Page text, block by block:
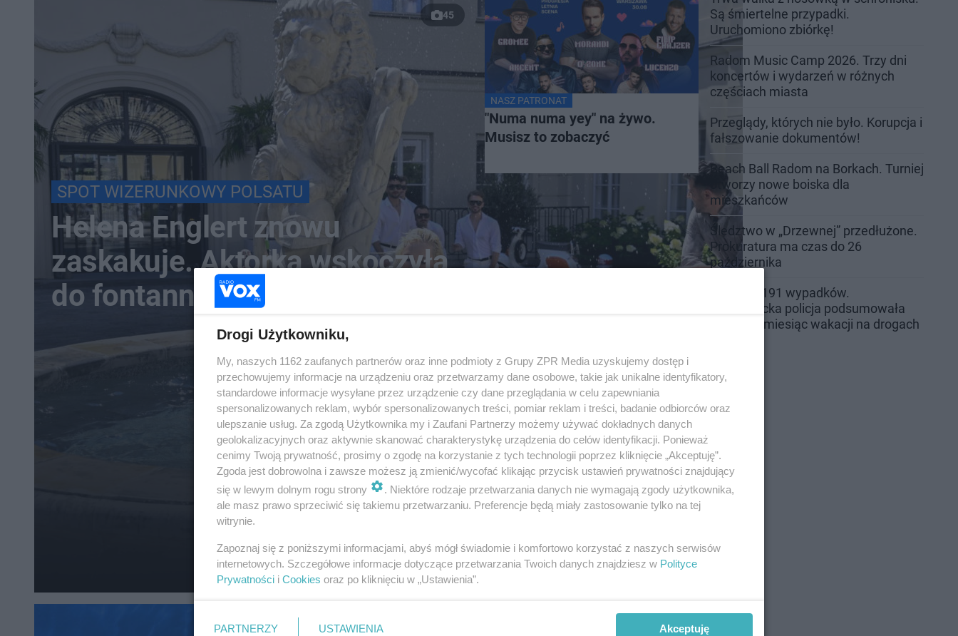
45
SPOT WIZERUNKOWY POLSATU
Helena Englert znowu
zaskakuje. Aktorka wskoczyła
do fontanny
NASZ PATRONAT
"Numa numa yey" na żywo.
Musisz to zobaczyć
NOWY SEZON
Hotel Paradise 13. Zmiany w
programie i nowi Rajscy
Reporterzy
Są śmiertelne przypadki.
Uruchomiono zbiórkę!
Radom Music Camp 2026. Trzy dni
koncertów i wydarzeń w różnych
częściach miasta
Przeglądy, których nie było. Korupcja i
fałszowanie dokumentów!
Beach Ball Radom na Borkach. Turniej
otworzy nowe boiska dla
mieszkańców
Śledztwo w „Drzewnej” przedłużone.
Prokuratura ma czas do 26
października
16 ofiar i 191 wypadków.
Mazowiecka policja podsumowała
pierwszy miesiąc wakacji na drogach
Drogi Użytkowniku,
My, naszych 1162 zaufanych partnerów oraz inne podmioty z Grupy ZPR Media uzyskujemy dostęp i
przechowujemy informacje na urządzeniu oraz przetwarzamy dane osobowe, takie jak unikalne identyfikatory,
standardowe informacje wysyłane przez urządzenie czy dane przeglądania w celu zapewniania
spersonalizowanych reklam, wybór spersonalizowanych treści, pomiar reklam i treści, badanie odbiorców oraz
ulepszanie usług. Za zgodą Użytkownika my i Zaufani Partnerzy możemy używać dokładnych danych
geolokalizacyjnych oraz aktywnie skanować charakterystykę urządzenia do celów identyfikacji. Ponieważ
cenimy Twoją prywatność, prosimy o zgodę na korzystanie z tych technologii poprzez kliknięcie „Akceptuję”.
Zgoda jest dobrowolna i zawsze możesz ją zmienić/wycofać klikając przycisk ustawień prywatności znajdujący
się w lewym dolnym rogu strony
. Niektóre rodzaje przetwarzania danych nie wymagają zgody użytkownika,
ale masz prawo sprzeciwić się takiemu przetwarzaniu. Preferencje będą miały zastosowanie tylko na tej
witrynie.
Zapoznaj się z poniższymi informacjami, abyś mógł świadomie i komfortowo korzystać z naszych serwisów
internetowych. Szczegółowe informacje dotyczące przetwarzania Twoich danych znajdziesz w Polityce
Prywatności i Cookies oraz po kliknięciu w „Ustawienia”.
PARTNERZY USTAWIENIA Akceptuję